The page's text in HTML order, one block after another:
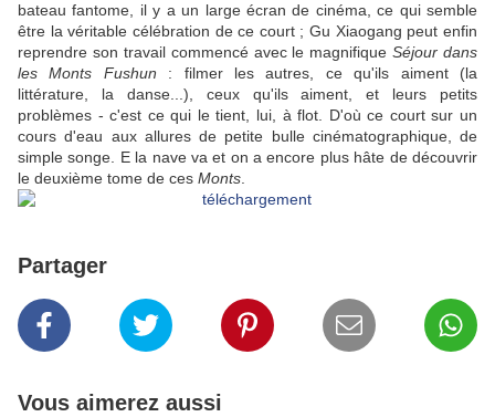
bateau fantome, il y a un large écran de cinéma, ce qui semble
être la véritable célébration de ce court ; Gu Xiaogang peut enfin
reprendre son travail commencé avec le magnifiqueSéjour dans
les Monts Fushun : filmer les autres, ce qu'ils aiment (la
littérature, la danse...), ceux qu'ils aiment, et leurs petits
problèmes - c'est ce qui le tient, lui, à flot. D'où ce court sur un
cours d'eau aux allures de petite bulle cinématographique, de
simple songe. E la nave va et on a encore plus hâte de découvrir
le deuxième tome de ces Monts
Partager
Vous aimerez aussi